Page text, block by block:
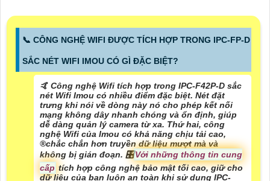
📞 CÔNG NGHỆ WIFI ĐƯỢC TÍCH HỢP TRONG IPC-FP-D
SẮC NÉT WIFI IMOU CÓ GÌ ĐẶC BIỆT?
🤙 Công nghệ Wifi tích hợp trong IPC-F42P-D sắc
nét Wifi Imou có nhiều điểm đặc biệt. Nét đặt
trưng khi nói về dòng này nó cho phép kết nối
mạng không dây nhanh chóng và ổn định, giúp
dễ dàng quản lý camera từ xa. Thứ hai, công
nghệ Wifi của Imou có khả năng chịu tải cao,
®️chắc chắn hơn truyền dữ liệu mượt mà và
không bị gián đoạn. 🎛Với những thông tin cung
cấp tích hợp công nghệ bảo mật tối cao, giữ cho
dữ liệu của bạn luôn an toàn khi sử dụng IPC-